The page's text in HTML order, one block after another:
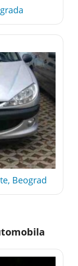
Beograd